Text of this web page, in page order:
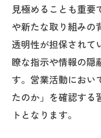
見極めることも重要
や新たな取り組みの
透明性が担保されて
瞭な指示や情報の隠
す。営業活動におい
たのか」を確認する
トとなります。